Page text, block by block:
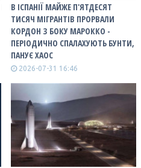
В ІСПАНІЇ МАЙЖЕ П'ЯТДЕСЯТ
ТИСЯЧ МІГРАНТІВ ПРОРВАЛИ
КОРДОН З БОКУ МАРОККО -
ПЕРІОДИЧНО СПАЛАХУЮТЬ БУНТИ,
ПАНУЄ ХАОС
2026-07-31 16:46